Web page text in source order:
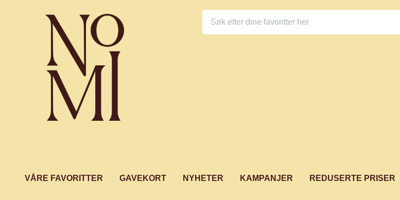
VÅRE FAVORITTER GAVEKORT NYHETER KAMPANJER REDUSERTE PRISER